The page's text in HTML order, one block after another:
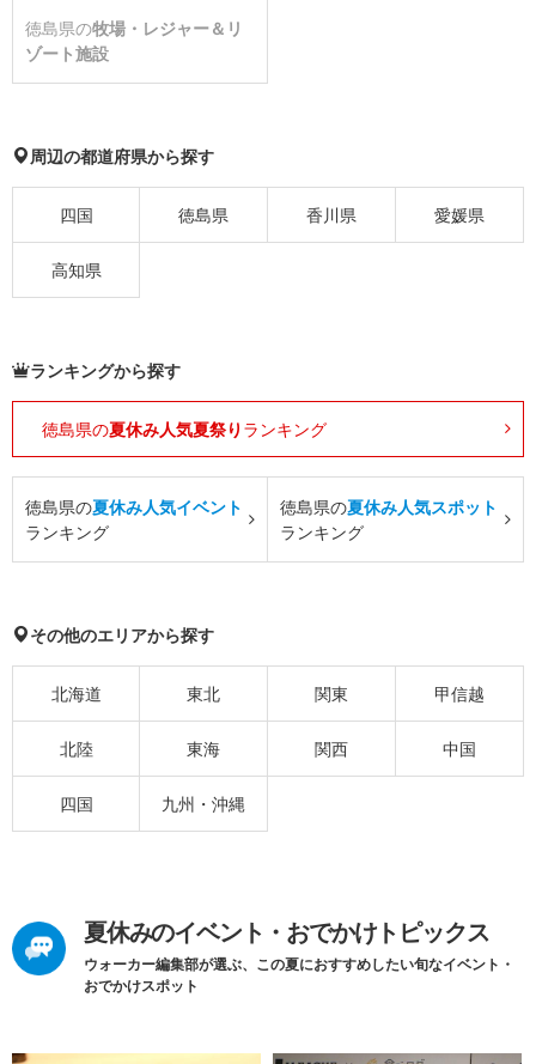
徳島県の牧場・レジャー＆リ
ゾート施設
周辺の都道府県から探す
四国 徳島県 香川県 愛媛県
高知県
ランキングから探す
徳島県の夏休み人気夏祭り ランキング
徳島県の夏休み人気イベント
ランキング
徳島県の夏休み人気スポット
ランキング
その他のエリアから探す
北海道 東北 関東 甲信越
北陸 東海 関西 中国
四国 九州・沖縄
夏休みのイベント・おでかけトピックス
ウォーカー編集部が選ぶ、この夏におすすめしたい旬なイベント・
おでかけスポット